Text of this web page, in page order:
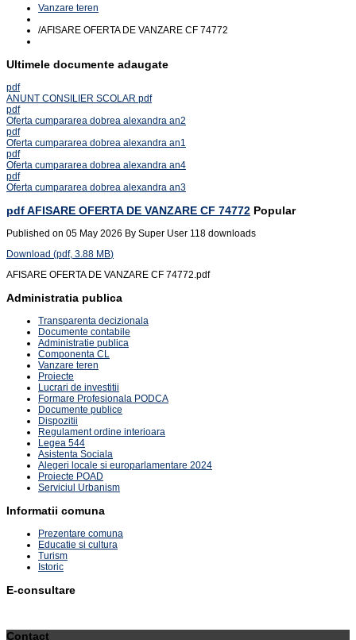
Vanzare teren
/AFISARE OFERTA DE VANZARE CF 74772
Ultimele documente adaugate
pdf
ANUNT CONSILIER SCOLAR pdf
pdf
Oferta cumpararea dobrea alexandra an2
pdf
Oferta cumpararea dobrea alexandra an1
pdf
Oferta cumpararea dobrea alexandra an4
pdf
Oferta cumpararea dobrea alexandra an3
pdfAFISARE OFERTA DE VANZARE CF 74772 Popular
Published on 05 May 2026 By Super User 118 downloads
Download (pdf, 3.88 MB)
AFISARE OFERTA DE VANZARE CF 74772.pdf
Administratia publica
Transparenta decizionala
Documente contabile
Administratie publica
Componenta CL
Vanzare teren
Proiecte
Lucrari de investitii
Formare Profesionala PODCA
Documente publice
Dispozitii
Regulament ordine interioara
Legea 544
Asistenta Sociala
Alegeri locale si europarlamentare 2024
Proiecte POAD
Serviciul Urbanism
Informatii comuna
Prezentare comuna
Educatie si cultura
Turism
Istoric
E-consultare
Contact